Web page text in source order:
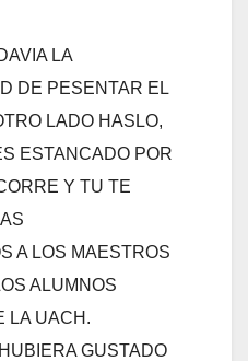
LA
DE PESENTAR EL
LADO HASLO,
ESTANCADO POR
Y TU TE
A LOS MAESTROS
ALUMNOS
LA UACH.
GUSTADO